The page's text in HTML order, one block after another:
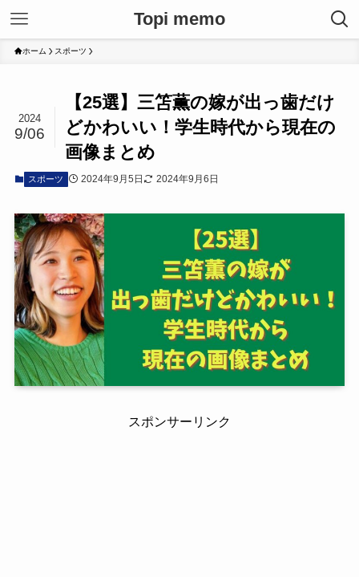
Topi memo
ホーム スポーツ
【25選】三笘薫の嫁が出っ歯だけ
どかわいい！学生時代から現在の
画像まとめ
2024
9/06
スポーツ 2024年9月5日 2024年9月6日
スポンサーリンク